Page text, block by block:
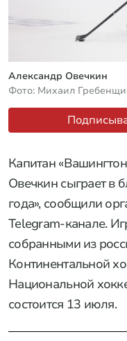
Александр Овечкин
Фото: Михаил
Капитан
Овечкин сыграет в
года», сообщили
Telegram-канале.
собранными из
Континентальной
Национальной
состоится 13 июля.